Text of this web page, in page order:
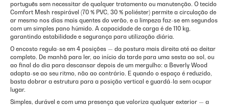
português sem necessitar de qualquer tratamento ou manutenção. O tecido
Comfort Mesh respirável (70 % PVC, 30 % poliéster) permite a circulação de
ar mesmo nos dias mais quentes do verão, e a limpeza faz-se em segundos
com um simples pano húmido. A capacidade de carga é de 110 kg,
garantindo estabilidade e segurança para utilização diária.
O encosto regula-se em 4 posições — da postura mais direita até ao deitar
completo. De manhã para ler, ao início da tarde para uma sesta ao sol, ou
ao final do dia para descansar depois de um mergulho: a Beverly Wood
adapta-se ao seu ritmo, não ao contrário. E quando o espaço é reduzido,
basta dobrar a estrutura para a posição vertical e guardá-la sem ocupar
lugar.
Simples, durável e com uma presença que valoriza qualquer exterior — a